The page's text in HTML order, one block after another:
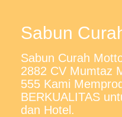
Sabun
Sabun Curah
2882 CV Mumtaz
555 Kami
BERKUALITAS
dan Hotel.